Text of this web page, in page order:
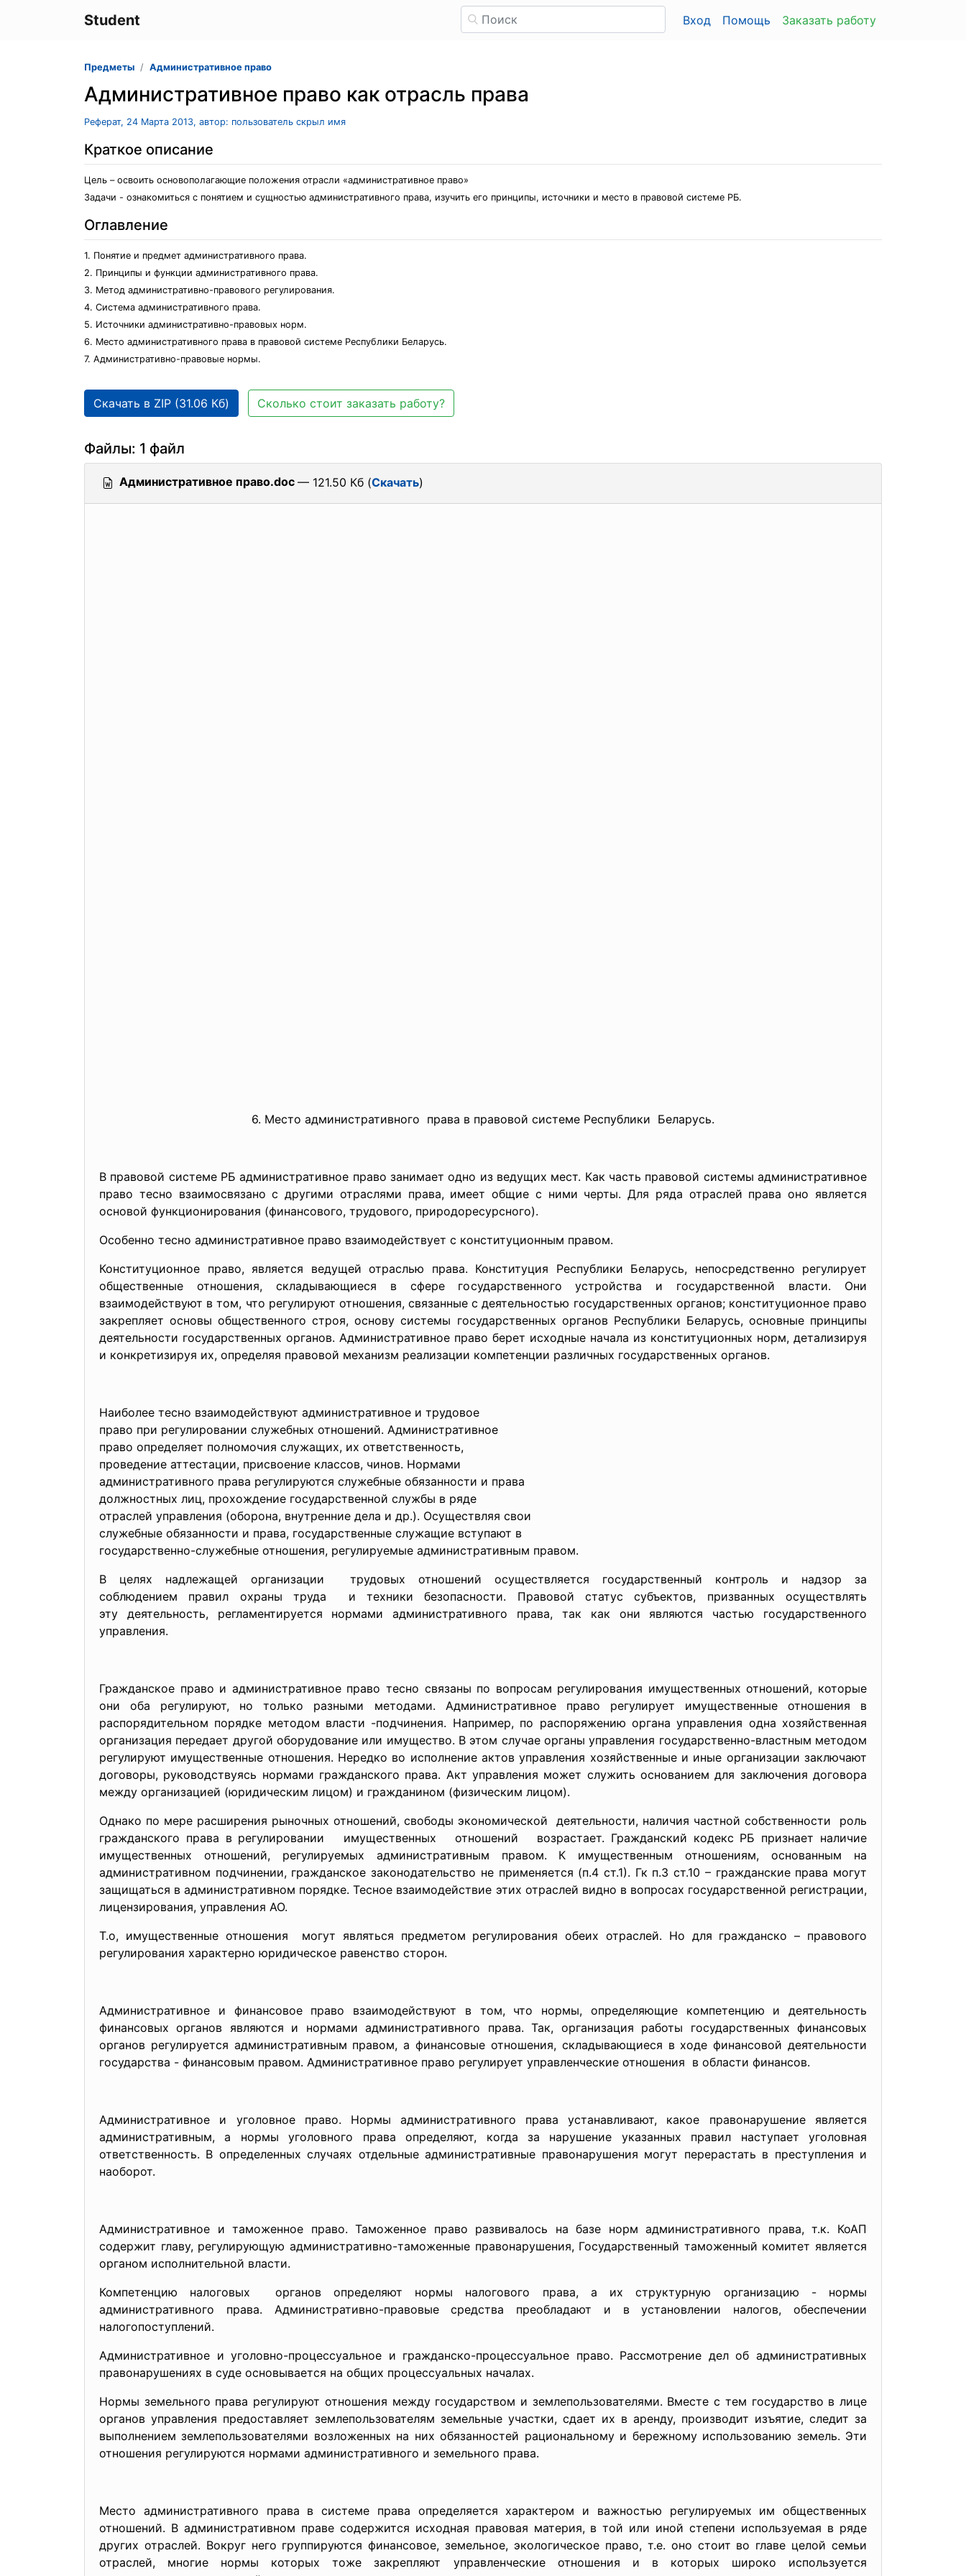
Student Вход Помощь Заказать работу
Предметы Административное право
Административное право как отрасль права
Реферат, 24 Марта 2013, автор: пользователь скрыл имя
Краткое описание
Цель – освоить основополагающие положения отрасли «административное право»
Задачи - ознакомиться с понятием и сущностью административного права, изучить его принципы, источники и место в правовой системе РБ.
Оглавление
1. Понятие и предмет административного права.
2. Принципы и функции административного права.
3. Метод административно-правового регулирования.
4. Система административного права.
5. Источники административно-правовых норм.
6. Место административного права в правовой системе Республики Беларусь.
7. Административно-правовые нормы.
Скачать в ZIP (31.06 Кб) Сколько стоит заказать работу?
Файлы: 1 файл
Административное право.doc — 121.50 Кб (Скачать)
6. Место административного права в правовой системе Республики Беларусь.
В правовой системе РБ административное право занимает одно из ведущих мест. Как часть правовой системы административное
право тесно взаимосвязано с другими отраслями права, имеет общие с ними черты. Для ряда отраслей права оно является
основой функционирования (финансового, трудового, природоресурсного).
Особенно тесно административное право взаимодействует с конституционным правом.
Конституционное право, является ведущей отраслью права. Конституция Республики Беларусь, непосредственно регулирует
общественные отношения, складывающиеся в сфере государственного устройства и государственной власти. Они
взаимодействуют в том, что регулируют отношения, связанные с деятельностью государственных органов; конституционное право
закрепляет основы общественного строя, основу системы государственных органов Республики Беларусь, основные принципы
деятельности государственных органов. Административное право берет исходные начала из конституционных норм, детализируя
и конкретизируя их, определяя правовой механизм реализации компетенции различных государственных органов.
Наиболее тесно взаимодействуют административное и трудовое
право при регулировании служебных отношений. Административное
право определяет полномочия служащих, их ответственность,
проведение аттестации, присвоение классов, чинов. Нормами
административного права регулируются служебные обязанности и права
должностных лиц, прохождение государственной службы в ряде
отраслей управления (оборона, внутренние дела и др.). Осуществляя свои
служебные обязанности и права, государственные служащие вступают в
государственно-служебные отношения, регулируемые административным правом.
В целях надлежащей организации трудовых отношений осуществляется государственный контроль и надзор за
соблюдением правил охраны труда и техники безопасности. Правовой статус субъектов, призванных осуществлять
эту деятельность, регламентируется нормами административного права, так как они являются частью государственного
управления.
Гражданское право и административное право тесно связаны по вопросам регулирования имущественных отношений, которые
они оба регулируют, но только разными методами. Административное право регулирует имущественные отношения в
распорядительном порядке методом власти -подчинения. Например, по распоряжению органа управления одна хозяйственная
организация передает другой оборудование или имущество. В этом случае органы управления государственно-властным методом
регулируют имущественные отношения. Нередко во исполнение актов управления хозяйственные и иные организации заключают
договоры, руководствуясь нормами гражданского права. Акт управления может служить основанием для заключения договора
между организацией (юридическим лицом) и гражданином (физическим лицом).
Однако по мере расширения рыночных отношений, свободы экономической деятельности, наличия частной собственности роль
гражданского права в регулировании имущественных отношений возрастает. Гражданский кодекс РБ признает наличие
имущественных отношений, регулируемых административным правом. К имущественным отношениям, основанным на
административном подчинении, гражданское законодательство не применяется (п.4 ст.1). Гк п.3 ст.10 – гражданские права могут
защищаться в административном порядке. Тесное взаимодействие этих отраслей видно в вопросах государственной регистрации,
лицензирования, управления АО.
Т.о, имущественные отношения могут являться предметом регулирования обеих отраслей. Но для гражданско – правового
регулирования характерно юридическое равенство сторон.
Административное и финансовое право взаимодействуют в том, что нормы, определяющие компетенцию и деятельность
финансовых органов являются и нормами административного права. Так, организация работы государственных финансовых
органов регулируется административным правом, а финансовые отношения, складывающиеся в ходе финансовой деятельности
государства - финансовым правом. Административное право регулирует управленческие отношения в области финансов.
Административное и уголовное право. Нормы административного права устанавливают, какое правонарушение является
административным, а нормы уголовного права определяют, когда за нарушение указанных правил наступает уголовная
ответственность. В определенных случаях отдельные административные правонарушения могут перерастать в преступления и
наоборот.
Административное и таможенное право. Таможенное право развивалось на базе норм административного права, т.к. КоАП
содержит главу, регулирующую административно-таможенные правонарушения, Государственный таможенный комитет является
органом исполнительной власти.
Компетенцию налоговых органов определяют нормы налогового права, а их структурную организацию - нормы
административного права. Административно-правовые средства преобладают и в установлении налогов, обеспечении
налогопоступлений.
Административное и уголовно-процессуальное и гражданско-процессуальное право. Рассмотрение дел об административных
правонарушениях в суде основывается на общих процессуальных началах.
Нормы земельного права регулируют отношения между государством и землепользователями. Вместе с тем государство в лице
органов управления предоставляет землепользователям земельные участки, сдает их в аренду, производит изъятие, следит за
выполнением землепользователями возложенных на них обязанностей рациональному и бережному использованию земель. Эти
отношения регулируются нормами административного и земельного права.
Место административного права в системе права определяется характером и важностью регулируемых им общественных
отношений. В административном праве содержится исходная правовая материя, в той или иной степени используемая в ряде
других отраслей. Вокруг него группируются финансовое, земельное, экологическое право, т.е. оно стоит во главе целой семьи
отраслей, многие нормы которых тоже закрепляют управленческие отношения и в которых широко используется